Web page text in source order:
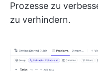
Prozesse zu
zu verhindern.